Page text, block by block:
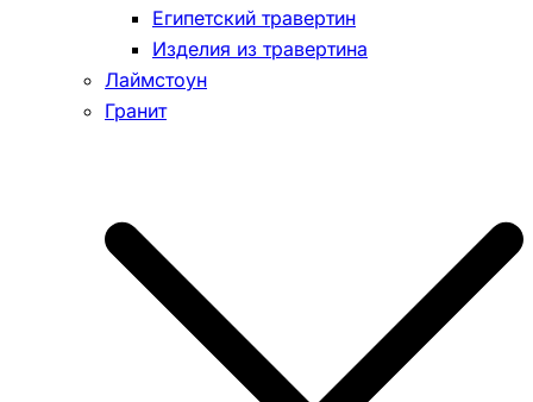
Египетский травертин
Изделия из травертина
Лаймстоун
Гранит